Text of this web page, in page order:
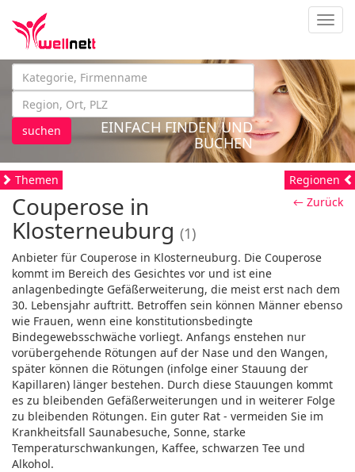
suchen
EINFACH FINDEN UND
BUCHEN
Themen
← Zurück
Couperose in
Klosterneuburg (1)
Anbieter für Couperose in Klosterneuburg. Die Couperose
kommt im Bereich des Gesichtes vor und ist eine
anlagenbedingte Gefäßerweiterung, die meist erst nach dem
30. Lebensjahr auftritt. Betroffen sein können Männer ebenso
wie Frauen, wenn eine konstitutionsbedingte
Bindegewebsschwäche vorliegt. Anfangs enstehen nur
vorübergehende Rötungen auf der Nase und den Wangen,
später können die Rötungen (infolge einer Stauung der
Kapillaren) länger bestehen. Durch diese Stauungen kommt
es zu bleibenden Gefäßerweiterungen und in weiterer Folge
zu bleibenden Rötungen. Ein guter Rat - vermeiden Sie im
Krankheitsfall Saunabesuche, Sonne, starke
Temperaturschwankungen, Kaffee, schwarzen Tee und
Alkohol.
Regionen